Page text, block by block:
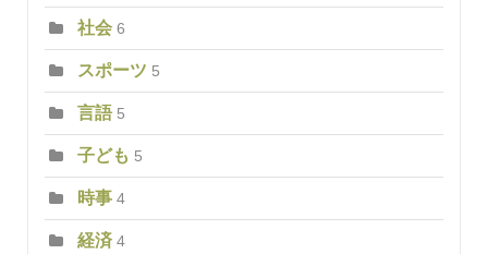
社会 6
スポーツ 5
言語 5
子ども 5
時事 4
経済 4